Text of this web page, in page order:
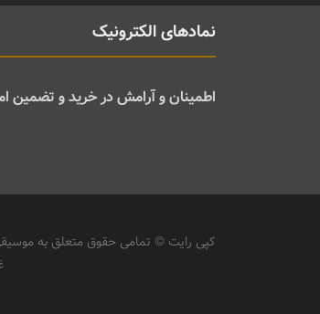
نمادهای الکترونیک
اطمینان و آرامش در خرید و تضمین
کپی رایت © تمامی حقوق متعلق به